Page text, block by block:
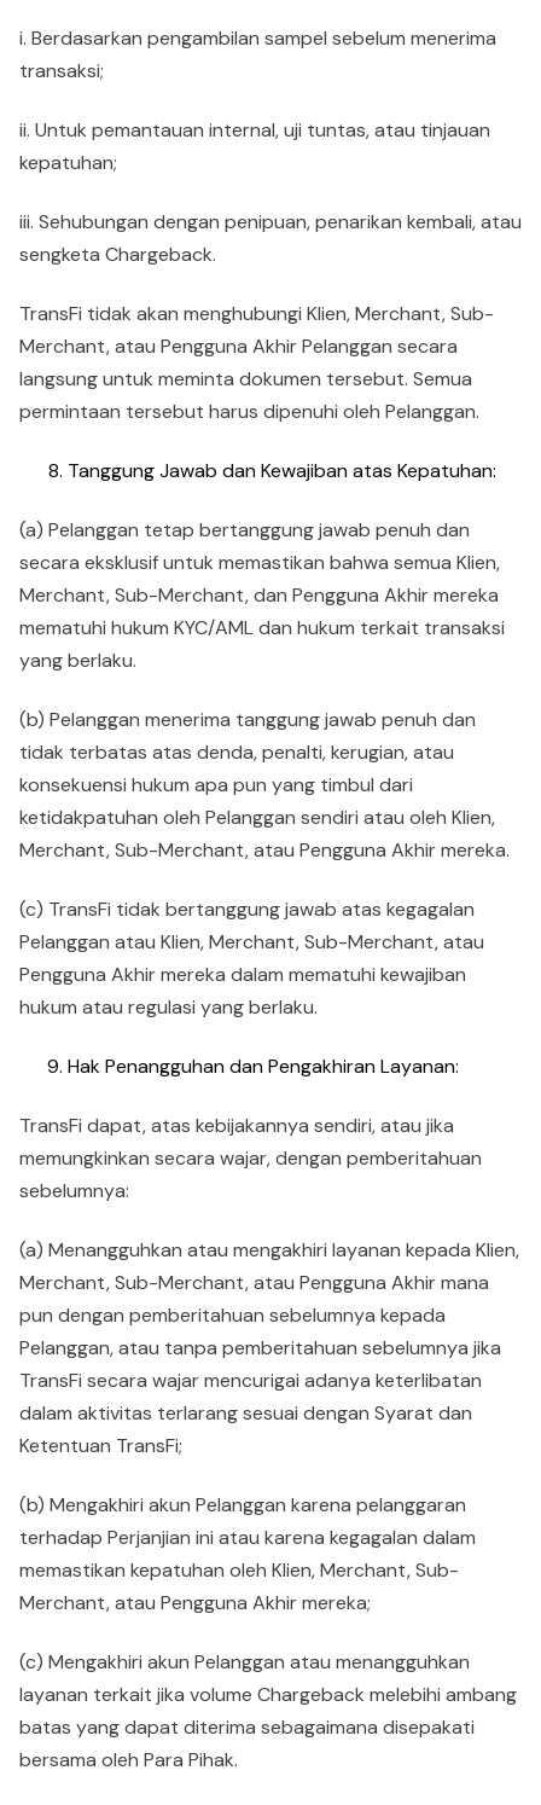
i. Berdasarkan pengambilan sampel sebelum menerima
transaksi;
ii. Untuk pemantauan internal, uji tuntas, atau tinjauan
kepatuhan;
iii. Sehubungan dengan penipuan, penarikan kembali, atau
sengketa Chargeback.
TransFi tidak akan menghubungi Klien, Merchant, Sub-
Merchant, atau Pengguna Akhir Pelanggan secara
langsung untuk meminta dokumen tersebut. Semua
permintaan tersebut harus dipenuhi oleh Pelanggan.
Tanggung Jawab dan Kewajiban atas Kepatuhan:
(a) Pelanggan tetap bertanggung jawab penuh dan
secara eksklusif untuk memastikan bahwa semua Klien,
Merchant, Sub-Merchant, dan Pengguna Akhir mereka
mematuhi hukum KYC/AML dan hukum terkait transaksi
yang berlaku.
(b) Pelanggan menerima tanggung jawab penuh dan
tidak terbatas atas denda, penalti, kerugian, atau
konsekuensi hukum apa pun yang timbul dari
ketidakpatuhan oleh Pelanggan sendiri atau oleh Klien,
Merchant, Sub-Merchant, atau Pengguna Akhir mereka.
(c) TransFi tidak bertanggung jawab atas kegagalan
Pelanggan atau Klien, Merchant, Sub-Merchant, atau
Pengguna Akhir mereka dalam mematuhi kewajiban
hukum atau regulasi yang berlaku.
Hak Penangguhan dan Pengakhiran Layanan:
TransFi dapat, atas kebijakannya sendiri, atau jika
memungkinkan secara wajar, dengan pemberitahuan
sebelumnya:
(a) Menangguhkan atau mengakhiri layanan kepada Klien,
Merchant, Sub-Merchant, atau Pengguna Akhir mana
pun dengan pemberitahuan sebelumnya kepada
Pelanggan, atau tanpa pemberitahuan sebelumnya jika
TransFi secara wajar mencurigai adanya keterlibatan
dalam aktivitas terlarang sesuai dengan Syarat dan
Ketentuan TransFi;
(b) Mengakhiri akun Pelanggan karena pelanggaran
terhadap Perjanjian ini atau karena kegagalan dalam
memastikan kepatuhan oleh Klien, Merchant, Sub-
Merchant, atau Pengguna Akhir mereka;
(c) Mengakhiri akun Pelanggan atau menangguhkan
layanan terkait jika volume Chargeback melebihi ambang
batas yang dapat diterima sebagaimana disepakati
bersama oleh Para Pihak.